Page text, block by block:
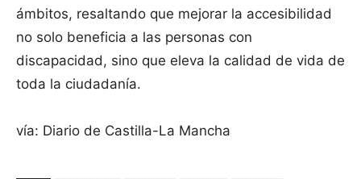
ámbitos, resaltando que mejorar la accesibilidad
no solo beneficia a las personas con
discapacidad, sino que eleva la calidad de vida de
toda la ciudadanía.
vía: Diario de Castilla-La Mancha